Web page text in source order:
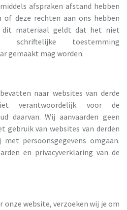
afspraken afstand hebben
of deze rechten aan ons hebben
dit materiaal geldt dat het niet
schriftelijke toestemming
gemaakt mag worden.
naar websites van derde
verantwoordelijk voor de
daarvan. Wij aanvaarden geen
gebruik van websites van derden
persoonsgegevens omgaan.
en privacyverklaring van de
onze website, verzoeken wij je om